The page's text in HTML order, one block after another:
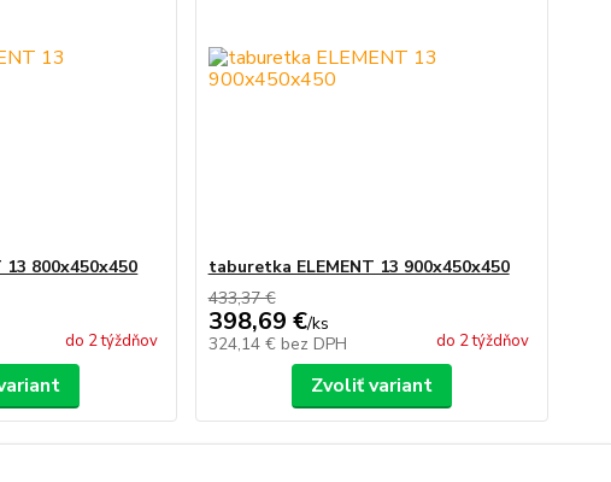
800x450x450
do 2 týždňov
taburetka ELEMENT 13 900x450x450
433,37 €
398,69 €/ks
324,14 € bez DPH do 2 týždňov
Zvoliť variant